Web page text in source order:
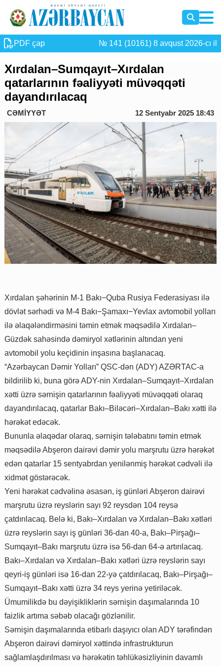
PDF çap № 141 (10161) 8 avqust 2026-cı il
Xırdalan–Sumqayıt–Xırdalan
qatarlarının fəaliyyəti müvəqqəti
dayandırılacaq
CƏMİYYƏT 12 Sentyabr 2025 18:43
Xırdalan şəhərinin M-1 Bakı−Quba Rusiya Federasiyası ilə
dövlət sərhədi və M-4 Bakı−Şamaxı−Yevlax avtomobil yolları
ilə əlaqələndirməsini təmin etmək məqsədilə Xırdalan–
Güzdək sahəsində dəmiryol xətlərinin altından yeni
avtomobil yolu keçidinin inşasına başlanacaq.
“Azərbaycan Dəmir Yolları” QSC-dən (ADY) AZƏRTAC-a
bildirilib ki, buna görə ADY-nin Xırdalan–Sumqayıt–Xırdalan
xətti üzrə sərnişin qatarlarının fəaliyyəti müvəqqəti olaraq
dayandırılacaq, qatarlar Bakı–Biləcəri–Xırdalan–Bakı xətti ilə
hərəkət edəcək.
Bununla əlaqədar olaraq, sərnişin tələbatını təmin etmək
məqsədilə Abşeron dairəvi dəmir yolu marşrutu üzrə hərəkət
edən qatarlar 15 sentyabrdan yenilənmiş hərəkət cədvəli ilə
xidmət göstərəcək.
Yeni hərəkət cədvəlinə əsasən, iş günləri Abşeron dairəvi
marşrutu üzrə reyslərin sayı 92 reysdən 104 reysə
çatdırılacaq. Belə ki, Bakı–Xırdalan və Xırdalan–Bakı xətləri
üzrə reyslərin sayı iş günləri 36-dan 40-a, Bakı–Pirşağı–
Sumqayıt–Bakı marşrutu üzrə isə 56-dan 64-ə artırılacaq.
Bakı–Xırdalan və Xırdalan–Bakı xətləri üzrə reyslərin sayı
qeyri-iş günləri isə 16-dan 22-yə çatdırılacaq, Bakı–Pirşağı–
Sumqayıt–Bakı xətti üzrə 34 reys yerinə yetiriləcək.
Ümumilikdə bu dəyişikliklərin sərnişin daşımalarında 10
faizlik artıma səbəb olacağı gözlənilir.
Sərnişin daşımalarında etibarlı daşıyıcı olan ADY tərəfindən
Abşeron dairəvi dəmiryol xəttində infrastrukturun
sağlamlaşdırılması və hərəkətin təhlükəsizliyinin davamlı